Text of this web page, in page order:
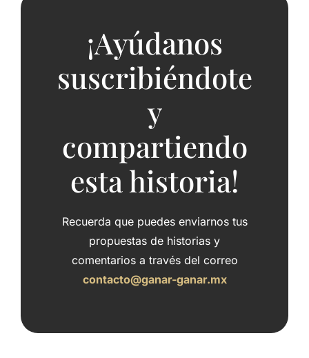
¡Ayúdanos
suscribiéndote
y
compartiendo
esta historia!
Recuerda que puedes enviarnos tus
propuestas de historias y
comentarios a través del correo
contacto@ganar-ganar.mx